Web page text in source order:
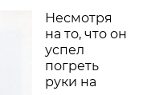
Несмотря
на то, что он
успел
погреть
руки на